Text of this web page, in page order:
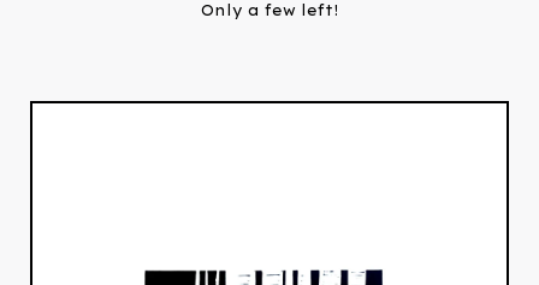
Only a few left!